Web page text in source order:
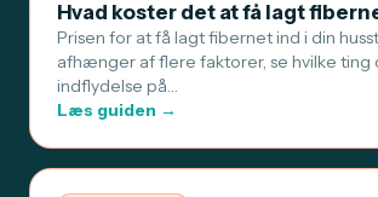
Hvad koster det at få lagt
Prisen for at få lagt fibernet ind i din
afhænger af flere faktorer, se hvilke ting
indflydelse på…
Læs guiden →